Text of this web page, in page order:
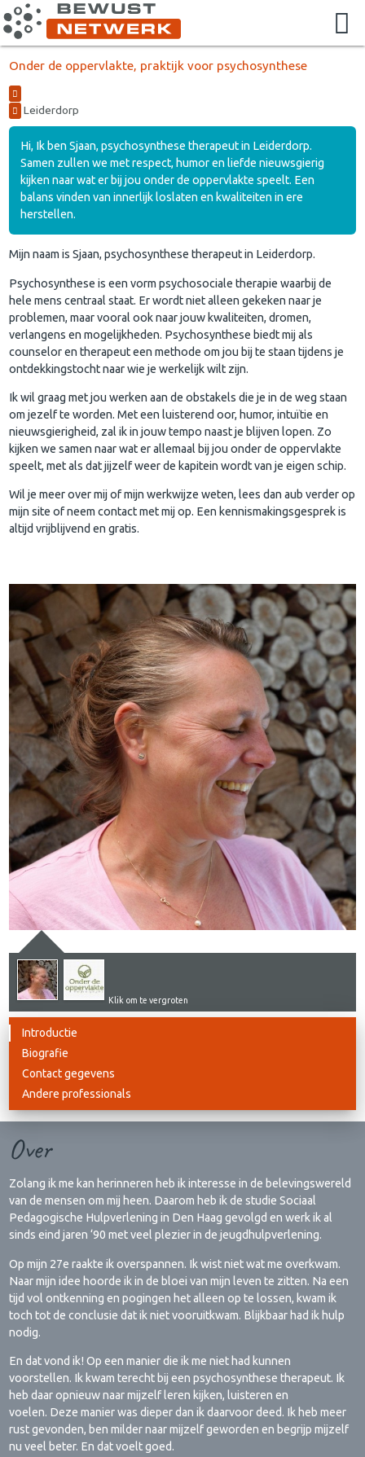
Onder de oppervlakte, praktijk voor psychosynthese
Leiderdorp
Hi, Ik ben Sjaan, psychosynthese therapeut in Leiderdorp.
Samen zullen we met respect, humor en liefde nieuwsgierig
kijken naar wat er bij jou onder de oppervlakte speelt. Een
balans vinden van innerlijk loslaten en kwaliteiten in ere
herstellen.
Mijn naam is Sjaan, psychosynthese therapeut in Leiderdorp.
Psychosynthese is een vorm psychosociale therapie waarbij de
hele mens centraal staat. Er wordt niet alleen gekeken naar je
problemen, maar vooral ook naar jouw kwaliteiten, dromen,
verlangens en mogelijkheden. Psychosynthese biedt mij als
counselor en therapeut een methode om jou bij te staan tijdens je
ontdekkingstocht naar wie je werkelijk wilt zijn.
Ik wil graag met jou werken aan de obstakels die je in de weg staan
om jezelf te worden. Met een luisterend oor, humor, intuïtie en
nieuwsgierigheid, zal ik in jouw tempo naast je blijven lopen. Zo
kijken we samen naar wat er allemaal bij jou onder de oppervlakte
speelt, met als dat jijzelf weer de kapitein wordt van je eigen schip.
Wil je meer over mij of mijn werkwijze weten, lees dan aub verder op
mijn site of neem contact met mij op. Een kennismakingsgesprek is
altijd vrijblijvend en gratis.
Klik om te vergroten
Introductie
Biografie
Contact gegevens
Andere professionals
Over
Zolang ik me kan herinneren heb ik interesse in de belevingswereld
van de mensen om mij heen. Daarom heb ik de studie Sociaal
Pedagogische Hulpverlening in Den Haag gevolgd en werk ik al
sinds eind jaren ‘90 met veel plezier in de jeugdhulpverlening.
Op mijn 27e raakte ik overspannen. Ik wist niet wat me overkwam.
Naar mijn idee hoorde ik in de bloei van mijn leven te zitten. Na een
tijd vol ontkenning en pogingen het alleen op te lossen, kwam ik
toch tot de conclusie dat ik niet vooruitkwam. Blijkbaar had ik hulp
nodig.
En dat vond ik! Op een manier die ik me niet had kunnen
voorstellen. Ik kwam terecht bij een psychosynthese therapeut. Ik
heb daar opnieuw naar mijzelf leren kijken, luisteren en
voelen. Deze manier was dieper dan ik daarvoor deed. Ik heb meer
rust gevonden, ben milder naar mijzelf geworden en begrijp mijzelf
nu veel beter. En dat voelt goed.